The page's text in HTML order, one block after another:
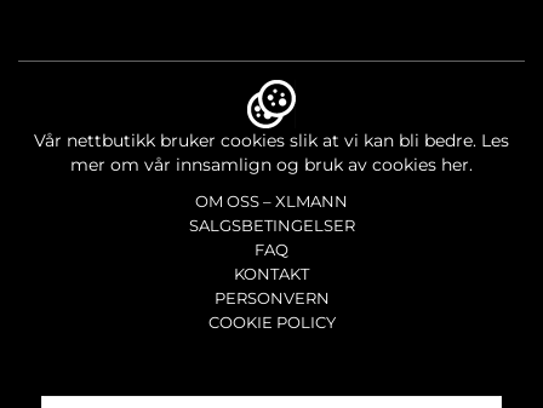
Vår nettbutikk bruker cookies slik at vi kan bli bedre. Les
mer om vår innsamlign og bruk av cookies her.
OM OSS – XLMANN
SALGSBETINGELSER
FAQ
KONTAKT
PERSONVERN
COOKIE POLICY